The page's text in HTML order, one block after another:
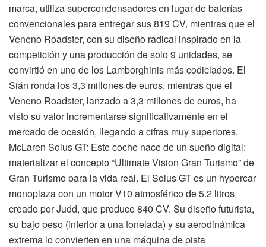
marca, utiliza supercondensadores en lugar de baterías
convencionales para entregar sus 819 CV, mientras que el
Veneno Roadster, con su diseño radical inspirado en la
competición y una producción de solo 9 unidades, se
convirtió en uno de los Lamborghinis más codiciados. El
Sián ronda los 3,3 millones de euros, mientras que el
Veneno Roadster, lanzado a 3,3 millones de euros, ha
visto su valor incrementarse significativamente en el
mercado de ocasión, llegando a cifras muy superiores.
McLaren Solus GT: Este coche nace de un sueño digital:
materializar el concepto “Ultimate Vision Gran Turismo” de
Gran Turismo para la vida real. El Solus GT es un hypercar
monoplaza con un motor V10 atmosférico de 5.2 litros
creado por Judd, que produce 840 CV. Su diseño futurista,
su bajo peso (inferior a una tonelada) y su aerodinámica
extrema lo convierten en una máquina de pista